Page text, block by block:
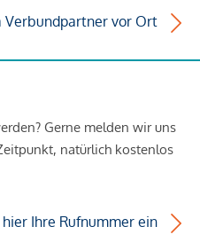
Verbundpartner vor Ort
Gerne melden wir uns
natürlich kostenlos
hier Ihre Rufnummer ein